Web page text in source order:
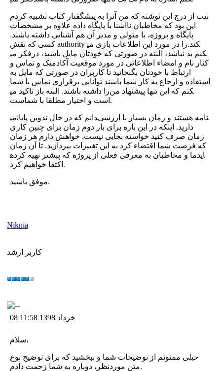
نیت از درج این نوشته که من آنرا به پیشگفتار کتاب تشبیه کردم
این بود که مخاطبان ناآشنا با پایگاه داده علاوه بر مشخصات
پایگاه و پروژه، با متولی و مدیر آن هم آشنایی داشته باشند.
کسی که نقش authority را در مورد این اطلاعات بازی می‎کند.
فکر می‎کنم بد نباشد، البته در صورتی که خودتان مایل باشید، در
کنار نام و امضاء اطلاعاتی در مورد موقعیت آکادمیک و تماس و
ارتباط با خودتان بگنجانید تا کاربران در صورتی که مایل به
استفاده و ارجاع به کار شما باشند توانایی برقراری تماس با شما
را داشته باشند. البته باز تاکید می‎کنم که این تنها پیشنهاد من
است و اختیار مطلقا با شماست.
می‎دانم که در حال تدوین پایان‎نامه هستند و زمان بسیار با ارزشی
دارید. اینکه در این بازه برای بار دوم زمان برای چنین کاری
زمان صرف کنید خواسته بجایی نیست. خواهش دارم هر زمان
که فرصت شما اقتضاء کرد به این تغییرات بپردازید. تا آن زمان
ما و مخاطبان به معرفی فعلی از پروژه که پبشتر تهیه کرده‎اید
اکتفا خواهیم کرد.
موفق باشید.
Niknia
کاربر ارشد
08 خرداد 1398 11:58
سلام،
خیلی ممنونم از توضیحات شما و ببخشید که برای توضیح نوع
متن موردنظر، دوباره به شما زحمت دادم.